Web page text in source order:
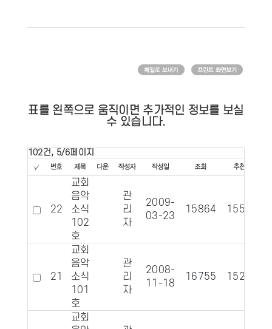
표를 왼쪽으로 움직이면 추가적인 정보를 보실
수 있습니다.
102건, 5/6페이지
22
교회
음악
소식
102
호
관
리
자
2009-
03-23
15864 1552
21
교회
음악
소식
101
호
관
리
자
2008-
11-18
16755 1525
교회